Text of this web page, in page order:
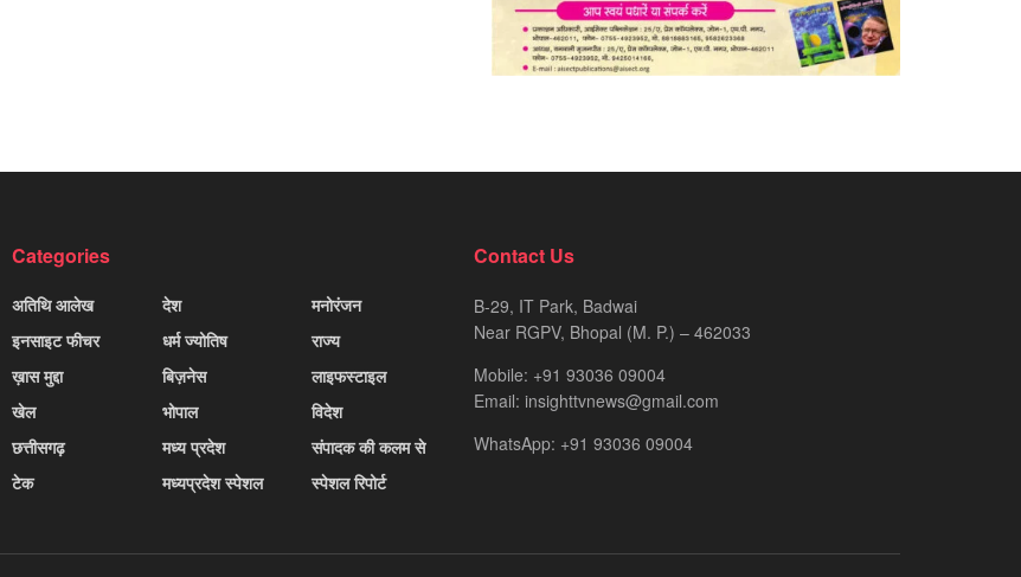
Categories
अतिथि आलेख
इनसाइट फीचर
ख़ास मुद्दा
खेल
छत्तीसगढ़
टेक
देश
धर्म ज्योतिष
बिज़नेस
भोपाल
मध्य प्रदेश
मध्यप्रदेश स्पेशल
मनोरंजन
राज्य
लाइफस्टाइल
विदेश
संपादक की कलम से
स्पेशल रिपोर्ट
Contact Us
B-29, IT Park, Badwai
Near RGPV, Bhopal (M. P.) – 462033
Mobile: +91 93036 09004
Email: insighttvnews@gmail.com
WhatsApp: +91 93036 09004